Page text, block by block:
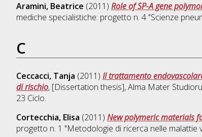
Aramini, Beatrice (2011) Role of SP-A gene
mediche specialistiche: progetto n. 4 "Scienze
C
Ceccacci, Tanja (2011) Il trattamento
di rischio, [Dissertation thesis], Alma Mater
23 Ciclo.
Cortecchia, Elisa (2011) New polymeric materials
progetto n. 1 "Metodologie di ricerca nelle malattie